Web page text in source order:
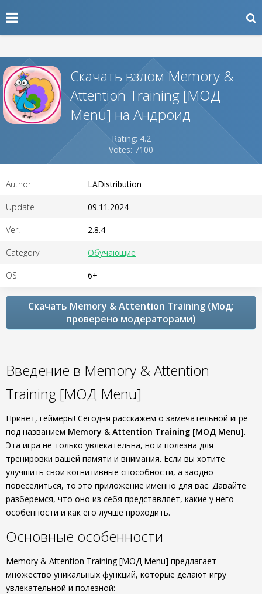
Скачать взлом Memory &
Attention Training [МОД
Menu] на Андроид
Rating: 4.2
Votes: 7100
Author LADistribution
Update 09.11.2024
Ver. 2.8.4
Category Обучающие
OS 6+
Скачать Memory & Attention Training (Мод:
проверено модераторами)
Введение в Memory & Attention
Training [МОД Menu]
Привет, геймеры! Сегодня расскажем о замечательной игре
под названием Memory & Attention Training [МОД Menu].
Эта игра не только увлекательна, но и полезна для
тренировки вашей памяти и внимания. Если вы хотите
улучшить свои когнитивные способности, а заодно
повеселиться, то это приложение именно для вас. Давайте
разберемся, что оно из себя представляет, какие у него
особенности и как его лучше проходить.
Основные особенности
Memory & Attention Training [МОД Menu] предлагает
множество уникальных функций, которые делают игру
увлекательной и полезной: